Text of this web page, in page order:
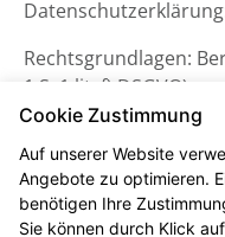
Rechtsgrundlagen:
1 S. 1 lit. f) DSGVO)
Wenn Sie uns per
Cookie Zustimmung
Auf unserer Website
Angebote zu optimieren.
benötigen Ihre
Sie können durch Klick